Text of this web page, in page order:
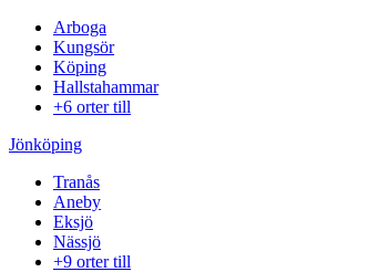
Arboga
Kungsör
Köping
Hallstahammar
+6 orter till
Jönköping
Tranås
Aneby
Eksjö
Nässjö
+9 orter till